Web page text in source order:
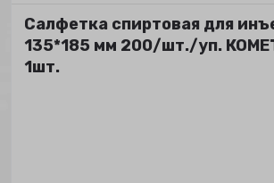
Салфетка спиртовая для
135*185 мм 200/шт./уп.
1шт.